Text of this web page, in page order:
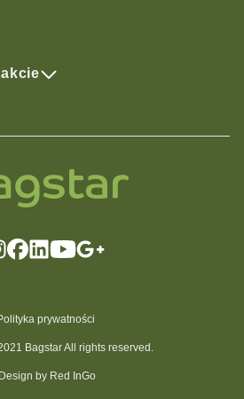
prywatności
Bagstar All rights reserved.
Design by Red InGo